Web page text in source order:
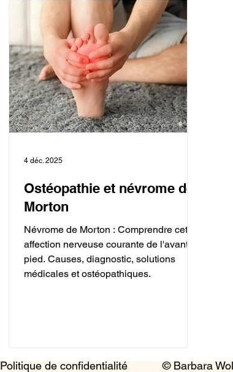
Ostéopathie et névrome de
Morton
Névrome de Morton : Comprendre cette
affection nerveuse courante de l'avant-
pied. Causes, diagnostic, solutions
médicales et ostéopathiques.
4 déc. 2025
Politique de confidentialité © Barbara